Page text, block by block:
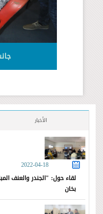
الأخبار
2022-04-18
لقاء حول: "الجندر والعنف
بخان